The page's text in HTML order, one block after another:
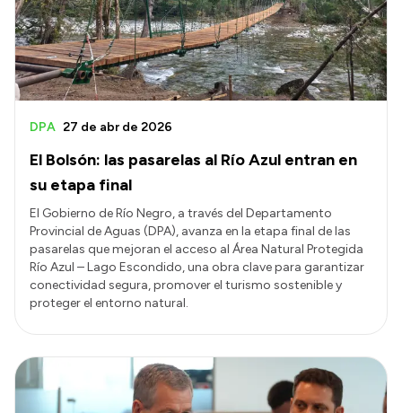
El Bolsón: las pasarelas al Río Azul entran en
su etapa final
DPA 27 de abr de 2026
El Gobierno de Río Negro, a través del Departamento
Provincial de Aguas (DPA), avanza en la etapa final de las
pasarelas que mejoran el acceso al Área Natural Protegida
Río Azul – Lago Escondido, una obra clave para garantizar
conectividad segura, promover el turismo sostenible y
proteger el entorno natural.